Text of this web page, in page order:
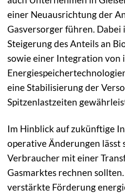
einer Neuausrichtung der
Gasversorger führen. Dabei
Steigerung des Anteils an
sowie einer Integration von
eine Stabilisierung der
Spitzenlastzeiten
Im Hinblick auf zukünftige
operative Änderungen lässt
Verbraucher mit einer
Gasmarktes rechnen
verstärkte Förderung